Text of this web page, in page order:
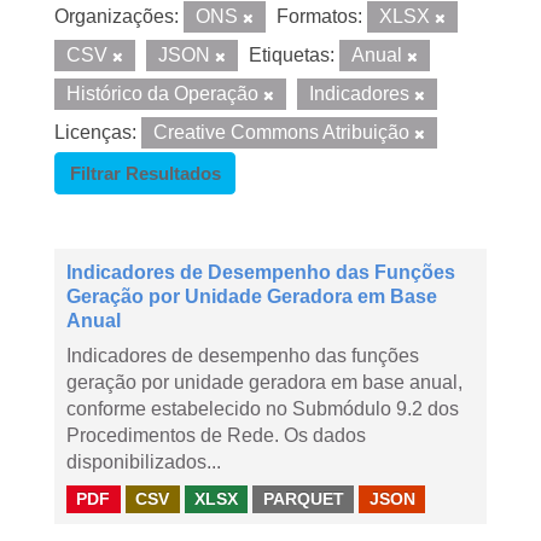
Organizações: ONS Formatos:
XLSX
CSV
JSON Etiquetas:
Anual
Histórico da Operação
Indicadores
Licenças:
Creative Commons Atribuição
Filtrar Resultados
Indicadores de Desempenho das Funções
Geração por Unidade Geradora em Base
Anual
Indicadores de desempenho das funções
geração por unidade geradora em base anual,
conforme estabelecido no Submódulo 9.2 dos
Procedimentos de Rede. Os dados
disponibilizados...
PDF CSV XLSX PARQUET JSON